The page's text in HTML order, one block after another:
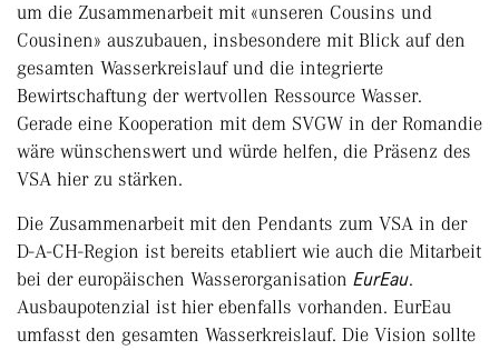
um die Zusammenarbeit mit «unseren Cousins und
Cousinen» auszubauen, insbesondere mit Blick auf den
gesamten Wasserkreislauf und die integrierte
Bewirtschaftung der wertvollen Ressource Wasser.
Gerade eine Kooperation mit dem SVGW in der Romandie
wäre wünschenswert und würde helfen, die Präsenz des
VSA hier zu stärken.
Die Zusammenarbeit mit den Pendants zum VSA in der
D-A-CH-Region ist bereits etabliert wie auch die Mitarbeit
bei der europäischen Wasserorganisation EurEau.
Ausbaupotenzial ist hier ebenfalls vorhanden. EurEau
umfasst den gesamten Wasserkreislauf. Die Vision sollte